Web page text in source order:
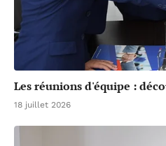
Les réunions d'équipe :
18 juillet 2026